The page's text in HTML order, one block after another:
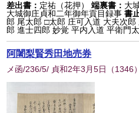
差出書： 定祐（花押） 端裏書： 大
大城御庄貞和二年御年貢目録事書
郎 尾太郎 □太郎 庄可入道 大夫次
郎 進士四郎 妙覚 平内入道 平衛門
阿闍梨賢秀田地売券
メ函/236/5/ 貞和2年3月5日 （1346